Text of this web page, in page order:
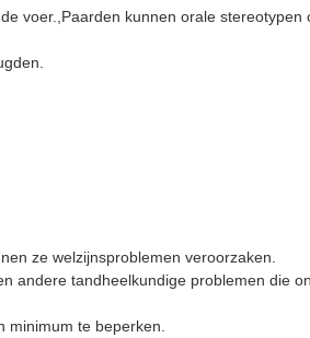
voer.,Paarden kunnen orale stereotypen
ze welzijnsproblemen veroorzaken.
andere tandheelkundige problemen die
te beperken.